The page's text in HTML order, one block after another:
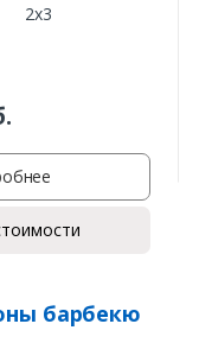
2х3
барбекю